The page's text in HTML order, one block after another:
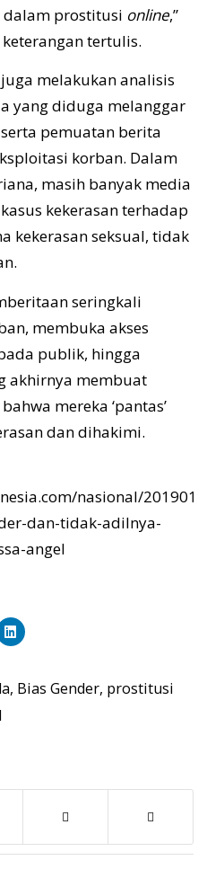
prostitusi online,”
tertulis.
melakukan analisis
yang diduga melanggar
pemuatan berita
korban. Dalam
masih banyak media
kekerasan terhadap
kekerasan seksual, tidak
seringkali
membuka akses
publik, hingga
akhirnya membuat
mereka ‘pantas’
dan dihakimi.
nasional/
dan-tidak-adilnya-
angel
, Bias Gender, prostitusi